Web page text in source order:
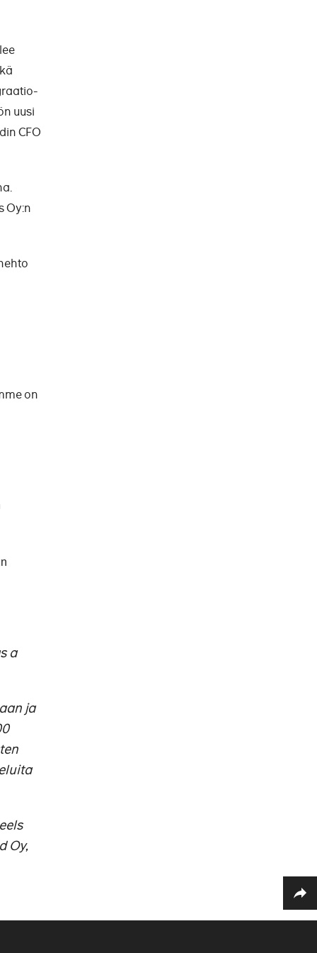
uusi
CFO
Oy:n
on
a
ja
Oy,